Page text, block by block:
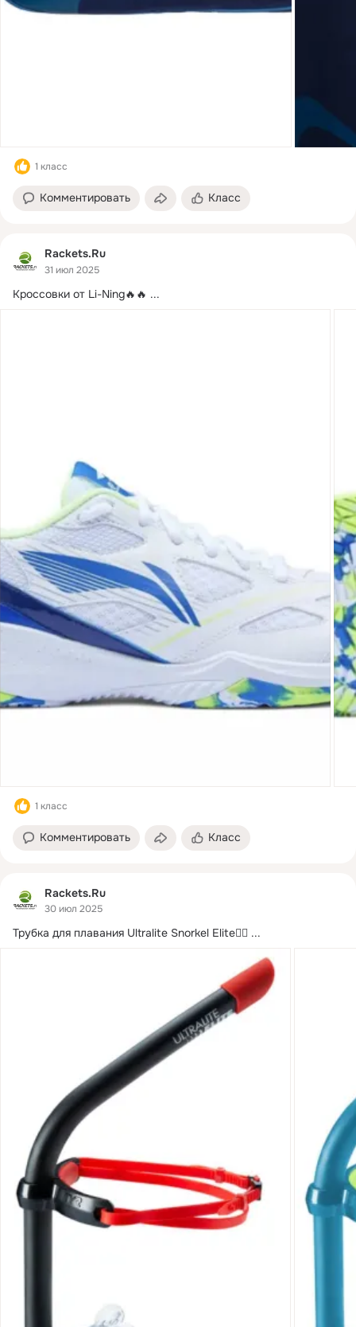
1 класс
Комментировать Класс
Rackets.Ru
31 июл 2025
Кроссовки от Li-Ning🔥🔥 ...
1 класс
Комментировать Класс
Rackets.Ru
30 июл 2025
Трубка для плавания Ultralite Snorkel Elite🏊‍♀️ ...